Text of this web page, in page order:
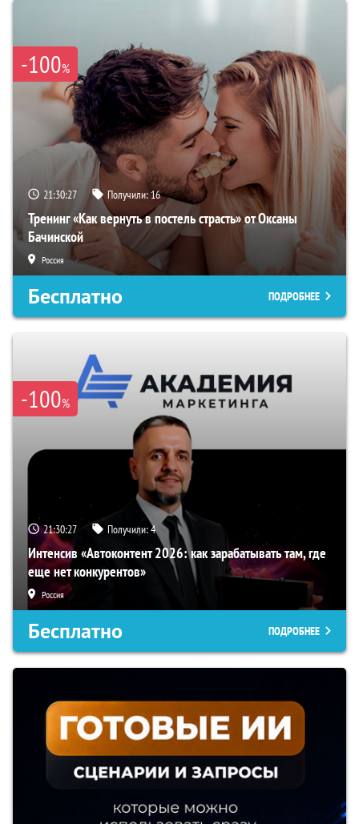
-100%
21:30:27 Получили:16
Тренинг «Как вернуть в постель страсть» от Оксаны
Бачинской
Россия
Бесплатно ПОДРОБНЕЕ
-100%
21:30:27 Получили:4
Интенсив «Автоконтент 2026: как зарабатывать там, где
еще нет конкурентов»
Россия
Бесплатно ПОДРОБНЕЕ